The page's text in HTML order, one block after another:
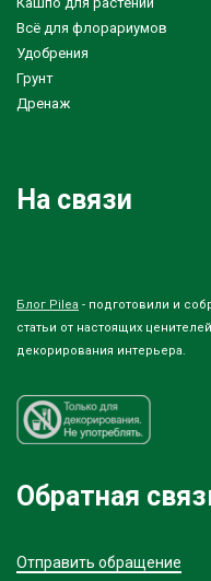
Всё для флорариумов
Удобрения
Грунт
Дренаж
На связи
Блог Pilea - подготовили и
статьи от настоящих
декорирования интерьера.
Обратная
Отправить обращение